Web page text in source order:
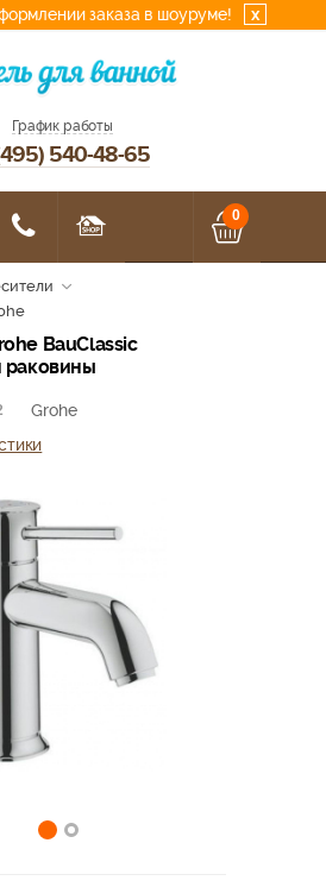
заказа в шоуруме! x
График работы
540-48-65
0
BauClassic
раковины
Grohe